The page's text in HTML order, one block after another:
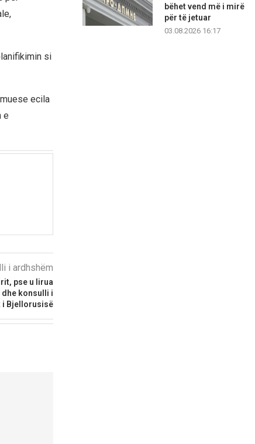
si
ecila
e
i ardhshëm
pse u lirua
konsulli i
i Bjellorusisë
bëhet vend më i mirë
për të jetuar
03.08.2026 16:17